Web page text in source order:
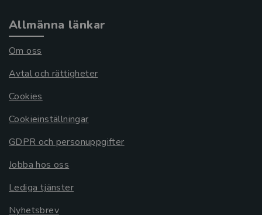
Allmänna länkar
Om oss
Avtal och rättigheter
Cookies
Cookieinställningar
GDPR och personuppgifter
Jobba hos oss
Lediga tjänster
Nyhetsbrev